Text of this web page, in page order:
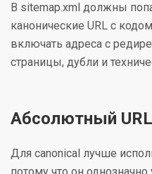
В sitemap.xml должны
канонические URL с
включать адреса с
страницы, дубли и
Абсолютный
Для canonical лучше